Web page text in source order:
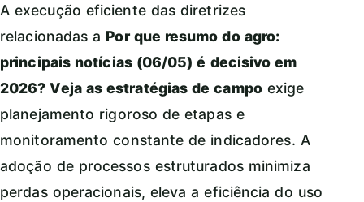
A execução eficiente das diretrizes
relacionadas a Por que resumo do agro:
principais notícias (06/05) é decisivo em
2026? Veja as estratégias de campoexige
planejamento rigoroso de etapas e
monitoramento constante de indicadores. A
adoção de processos estruturados minimiza
perdas operacionais, eleva a eficiência do uso